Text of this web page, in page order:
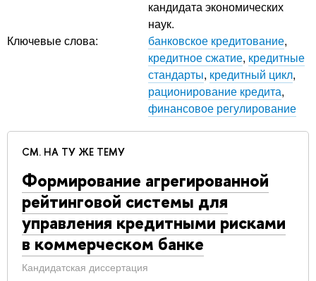
кандидата экономических
наук.
Ключевые слова:
банковское кредитование,
кредитное сжатие, кредитные
стандарты, кредитный цикл,
рационирование кредита,
финансовое регулирование
СМ. НА ТУ ЖЕ ТЕМУ
Формирование агрегированной
рейтинговой системы для
управления кредитными рисками
в коммерческом банке
Кандидатская диссертация